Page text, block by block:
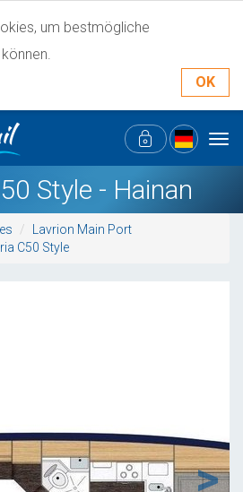
um bestmögliche
OK
Style - Hainan
Lavrion Main Port
C50 Style